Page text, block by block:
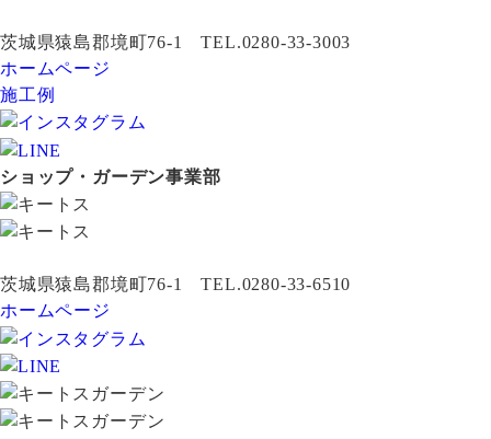
茨城県猿島郡境町76-1 TEL.0280-33-3003
ホームページ
施工例
ショップ・ガーデン事業部
茨城県猿島郡境町76-1 TEL.0280-33-6510
ホームページ